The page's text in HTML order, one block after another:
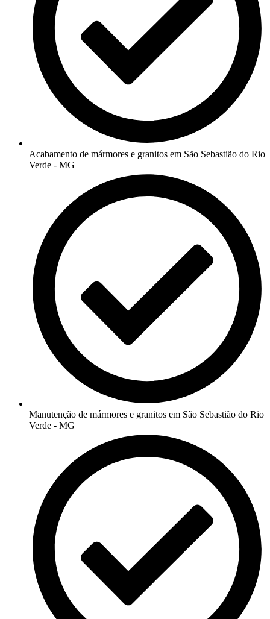
Acabamento de mármores e granitos em São Sebastião do Rio
Verde - MG
Manutenção de mármores e granitos em São Sebastião do Rio
Verde - MG